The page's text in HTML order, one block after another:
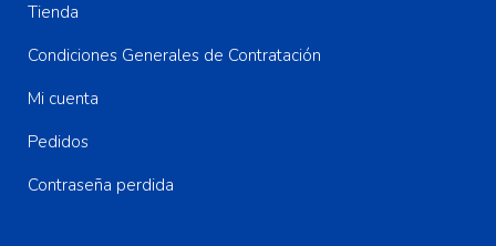
Tienda
Condiciones Generales de Contratación
Mi cuenta
Pedidos
Contraseña perdida